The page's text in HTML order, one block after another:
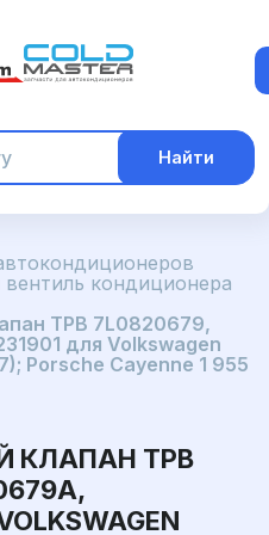
Найти
кондиционера
ТРВ 7L0820679,
для Volkswagen
Porsche Cayenne 1 955
КЛАПАН ТРВ